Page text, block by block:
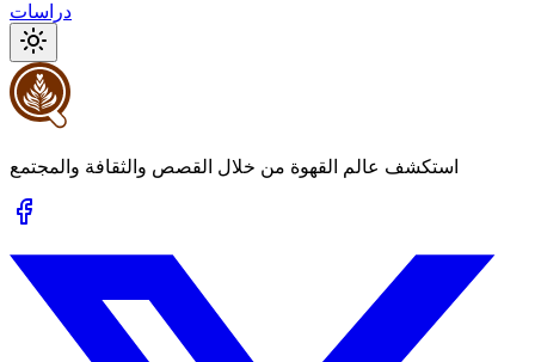
دراسات
استكشف عالم القهوة من خلال القصص والثقافة والمجتمع